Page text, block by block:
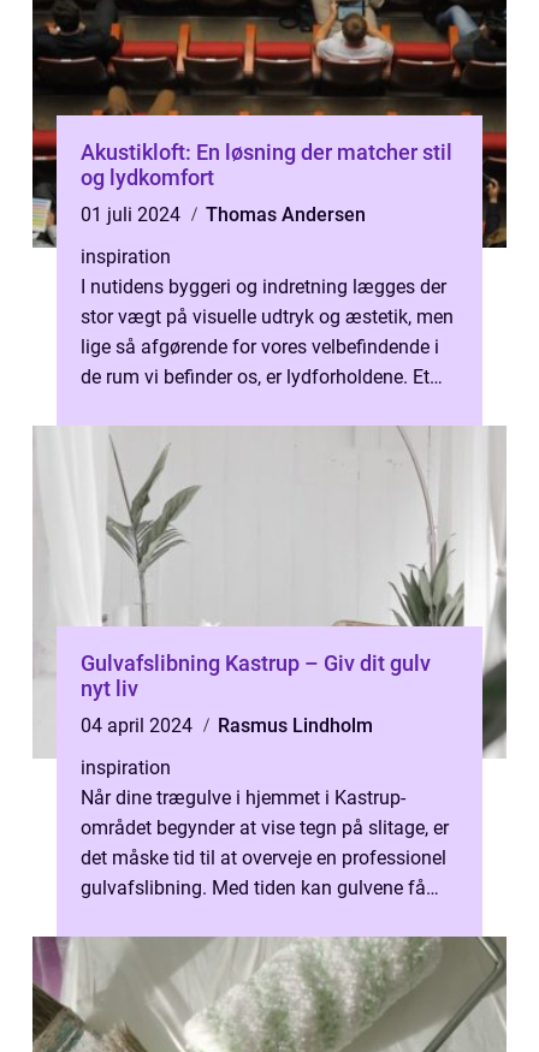
Akustikloft: En løsning der matcher stil
og lydkomfort
01 juli 2024
Thomas Andersen
inspiration
I nutidens byggeri og indretning lægges der
stor vægt på visuelle udtryk og æstetik, men
lige så afgørende for vores velbefindende i
de rum vi befinder os, er lydforholdene. Et
Gulvafslibning Kastrup – Giv dit gulv
nyt liv
04 april 2024
Rasmus Lindholm
inspiration
Når dine trægulve i hjemmet i Kastrup-
området begynder at vise tegn på slitage, er
det måske tid til at overveje en professionel
gulvafslibning. Med tiden kan gulvene få